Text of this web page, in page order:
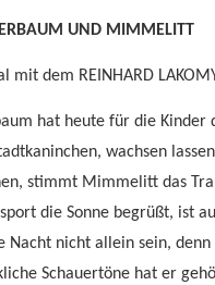
UND MIMMELITT
mit dem REINHARD
hat heute für die
wachsen
stimmt Mimmelitt das
die Sonne begrüßt, ist
Nacht nicht allein sein,
Schauertöne hat er